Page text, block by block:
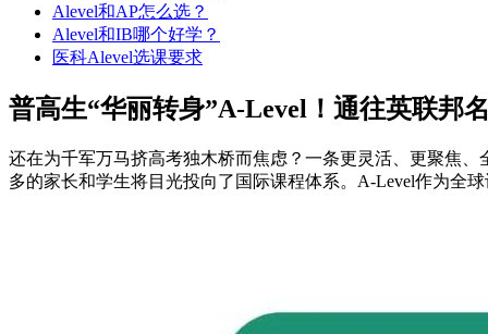
Alevel和AP怎么选？
Alevel和IB哪个好学？
医科Alevel选课要求
普高生“华丽转身”A-Level！通往英联邦
还在为千军万马挤高考独木桥而焦虑？一条更灵活、更聚焦
多的家长和学生将目光投向了国际课程体系。A-Level作为全